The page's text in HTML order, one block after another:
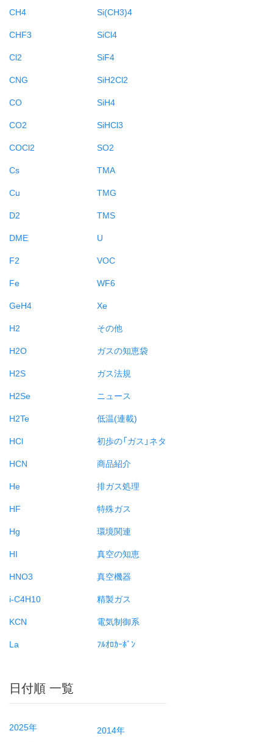
CH4
CHF3
Cl2
CNG
CO
CO2
COCl2
Cs
Cu
D2
DME
F2
Fe
GeH4
H2
H2O
H2S
H2Se
H2Te
HCl
HCN
He
HF
Hg
HI
HNO3
i-C4H10
KCN
La
Si(CH3)4
SiCl4
SiF4
SiH2Cl2
SiH4
SiHCl3
SO2
TMA
TMG
TMS
U
VOC
WF6
Xe
その他
ガスの知恵袋
ガス法規
ニュース
低温(連載)
初歩の「ガス」ネタ
商品紹介
排ガス処理
特殊ガス
環境関連
真空の知恵
真空機器
精製ガス
電気制御系
ﾌﾙｵﾛｶｰﾎﾞﾝ
日付順 一覧
2025年
2014年